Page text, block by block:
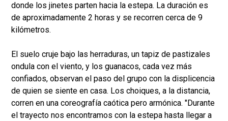
donde los jinetes parten hacia la estepa. La duración es
de aproximadamente 2 horas y se recorren cerca de 9
kilómetros.
El suelo cruje bajo las herraduras, un tapiz de pastizales
ondula con el viento, y los guanacos, cada vez más
confiados, observan el paso del grupo con la displicencia
de quien se siente en casa. Los choiques, a la distancia,
corren en una coreografía caótica pero armónica. "Durante
el trayecto nos encontramos con la estepa hasta llegar a